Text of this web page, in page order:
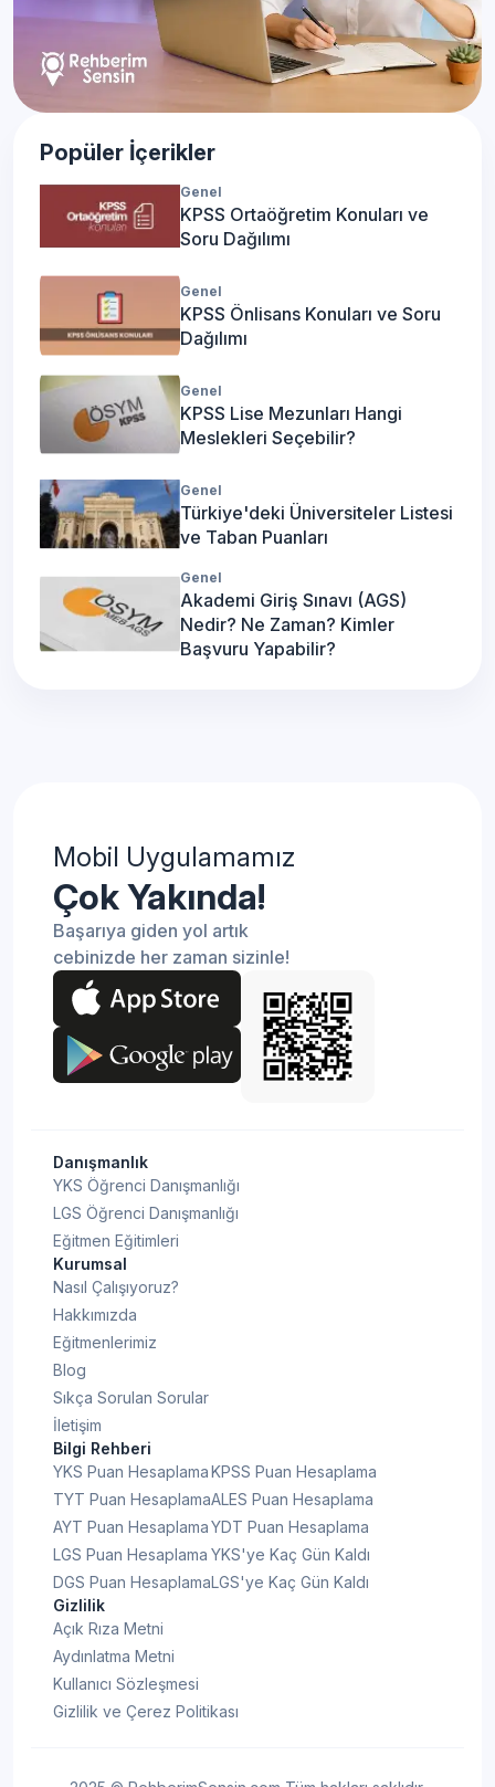
Popüler İçerikler
Genel
KPSS Ortaöğretim Konuları ve
Soru Dağılımı
Genel
KPSS Önlisans Konuları ve Soru
Dağılımı
Genel
KPSS Lise Mezunları Hangi
Meslekleri Seçebilir?
Genel
Türkiye'deki Üniversiteler Listesi
ve Taban Puanları
Genel
Akademi Giriş Sınavı (AGS)
Nedir? Ne Zaman? Kimler
Başvuru Yapabilir?
Mobil Uygulamamız
Çok Yakında!
Başarıya giden yol artık
cebinizde her zaman sizinle!
Danışmanlık
YKS Öğrenci Danışmanlığı
LGS Öğrenci Danışmanlığı
Eğitmen Eğitimleri
Kurumsal
Nasıl Çalışıyoruz?
Hakkımızda
Eğitmenlerimiz
Blog
Sıkça Sorulan Sorular
İletişim
Bilgi Rehberi
YKS Puan Hesaplama
TYT Puan Hesaplama
AYT Puan Hesaplama
LGS Puan Hesaplama
DGS Puan Hesaplama
KPSS Puan Hesaplama
ALES Puan Hesaplama
YDT Puan Hesaplama
YKS'ye Kaç Gün Kaldı
LGS'ye Kaç Gün Kaldı
Gizlilik
Açık Rıza Metni
Aydınlatma Metni
Kullanıcı Sözleşmesi
Gizlilik ve Çerez Politikası